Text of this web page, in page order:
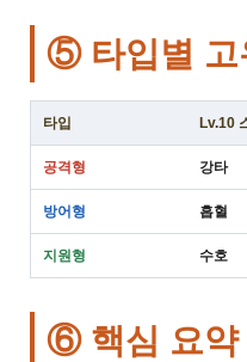
⑤ 타입별 고
타입 Lv.10
공격형 강타
방어형 흡혈
지원형 수호
⑥ 핵심 요약